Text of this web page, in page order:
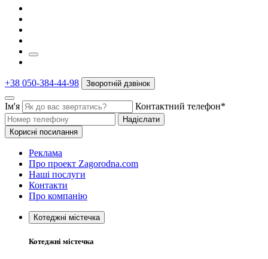
+38 050-384-44-98 Зворотній дзвінок
Ім'я Контактний телефон*
Надіслати
Корисні посилання
Реклама
Про проект Zagorodna.com
Наші послуги
Контакти
Про компанію
Котеджні містечка
Котеджні містечка